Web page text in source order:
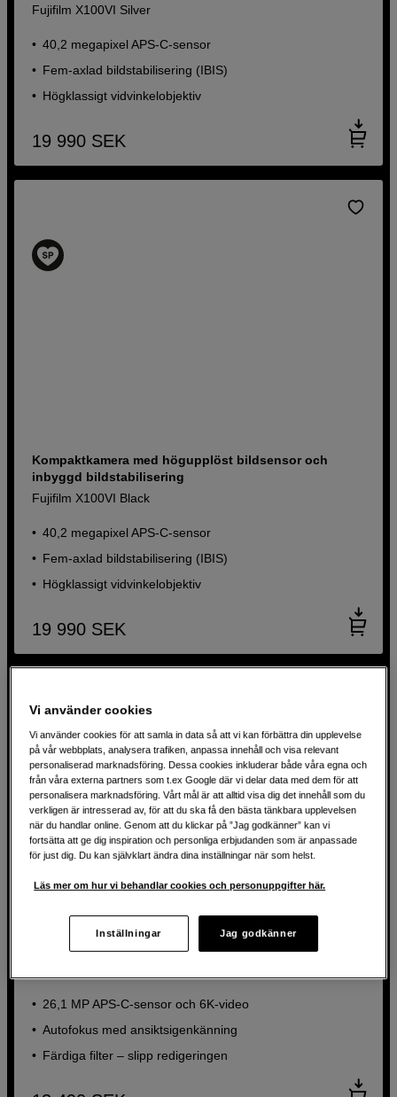
Fujifilm X100VI Silver
40,2 megapixel APS-C-sensor
Fem-axlad bildstabilisering (IBIS)
Högklassigt vidvinkelobjektiv
19 990 SEK
Kompaktkamera med högupplöst bildsensor och
inbyggd bildstabilisering
Fujifilm X100VI Black
40,2 megapixel APS-C-sensor
Fem-axlad bildstabilisering (IBIS)
Högklassigt vidvinkelobjektiv
19 990 SEK
35MM OBJEKTIV FÖR 199 KR
Liten, lättanvänd systemkamera med allroundobjektiv
26,1 MP APS-C-sensor och 6K-video
Autofokus med ansiktsigenkänning
Färdiga filter – slipp redigeringen
Vi använder cookies
Vi använder cookies för att samla in data så att vi kan förbättra din upplevelse
på vår webbplats, analysera trafiken, anpassa innehåll och visa relevant
personaliserad marknadsföring. Dessa cookies inkluderar både våra egna och
från våra externa partners som t.ex Google där vi delar data med dem för att
personalisera marknadsföring. Vårt mål är att alltid visa dig det innehåll som du
verkligen är intresserad av, för att du ska få den bästa tänkbara upplevelsen
när du handlar online. Genom att du klickar på ”Jag godkänner” kan vi
fortsätta att ge dig inspiration och personliga erbjudanden som är anpassade
för just dig. Du kan självklart ändra dina inställningar när som helst.
Läs mer om hur vi behandlar cookies och personuppgifter här.
Inställningar Jag godkänner